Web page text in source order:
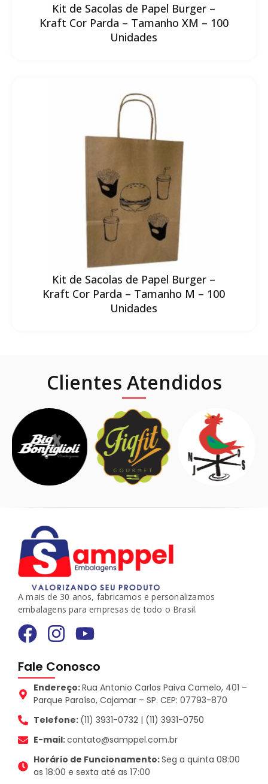
Kit de Sacolas de Papel Burger –
Kraft Cor Parda – Tamanho XM – 100
Unidades
Kit de Sacolas de Papel Burger –
Kraft Cor Parda – Tamanho M – 100
Unidades
Clientes Atendidos
A mais de 30 anos, fabricamos e personalizamos
embalagens para empresas de todo o Brasil.
Fale Conosco
Endereço:Rua Antonio Carlos Paiva Camelo, 401 –
Parque Paraíso, Cajamar – SP. CEP: 07793-870
Telefone: (11) 3931-0732 | (11) 3931-0750
E-mail:contato@samppel.com.br
Horário de Funcionamento:Seg a quinta 08:00
as 18:00 e sexta até as 17:00